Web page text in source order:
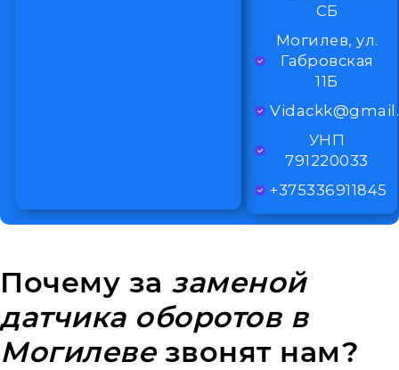
СБ
Могилев, ул.
Габровская
11Б
УНП
791220033
+375336911845
Почему за заменой
датчика оборотов в
Могилевезвонят нам?